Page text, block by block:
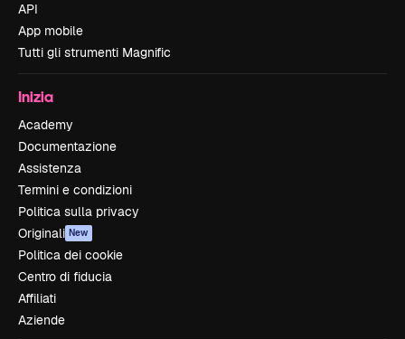
API
App mobile
Tutti gli strumenti Magnific
Inizia
Academy
Documentazione
Assistenza
Termini e condizioni
Politica sulla privacy
Originali New
Politica dei cookie
Centro di fiducia
Affiliati
Aziende